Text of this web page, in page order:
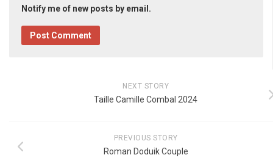
Notify me of new posts by email.
NEXT STORY
Taille Camille Combal 2024
PREVIOUS STORY
Roman Doduik Couple